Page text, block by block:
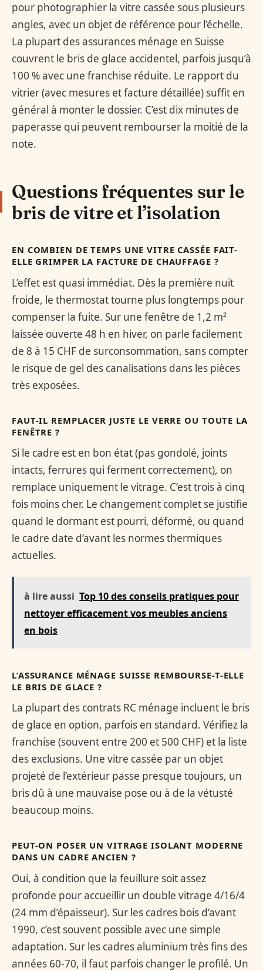
pour photographier la vitre cassée sous plusieurs
angles, avec un objet de référence pour l’échelle.
La plupart des assurances ménage en Suisse
couvrent le bris de glace accidentel, parfois jusqu’à
100 % avec une franchise réduite. Le rapport du
vitrier (avec mesures et facture détaillée) suffit en
général à monter le dossier. C’est dix minutes de
paperasse qui peuvent rembourser la moitié de la
note.
Questions fréquentes sur le
bris de vitre et l’isolation
EN COMBIEN DE TEMPS UNE VITRE CASSÉE FAIT-
ELLE GRIMPER LA FACTURE DE CHAUFFAGE ?
L’effet est quasi immédiat. Dès la première nuit
froide, le thermostat tourne plus longtemps pour
compenser la fuite. Sur une fenêtre de 1,2 m²
laissée ouverte 48 h en hiver, on parle facilement
de 8 à 15 CHF de surconsommation, sans compter
le risque de gel des canalisations dans les pièces
très exposées.
FAUT-IL REMPLACER JUSTE LE VERRE OU TOUTE LA
FENÊTRE ?
Si le cadre est en bon état (pas gondolé, joints
intacts, ferrures qui ferment correctement), on
remplace uniquement le vitrage. C’est trois à cinq
fois moins cher. Le changement complet se justifie
quand le dormant est pourri, déformé, ou quand
le cadre date d’avant les normes thermiques
actuelles.
à lire aussi Top 10 des conseils pratiques pour
nettoyer efficacement vos meubles anciens
en bois
L’ASSURANCE MÉNAGE SUISSE REMBOURSE-T-ELLE
LE BRIS DE GLACE ?
La plupart des contrats RC ménage incluent le bris
de glace en option, parfois en standard. Vérifiez la
franchise (souvent entre 200 et 500 CHF) et la liste
des exclusions. Une vitre cassée par un objet
projeté de l’extérieur passe presque toujours, un
bris dû à une mauvaise pose ou à de la vétusté
beaucoup moins.
PEUT-ON POSER UN VITRAGE ISOLANT MODERNE
DANS UN CADRE ANCIEN ?
Oui, à condition que la feuillure soit assez
profonde pour accueillir un double vitrage 4/16/4
(24 mm d’épaisseur). Sur les cadres bois d’avant
1990, c’est souvent possible avec une simple
adaptation. Sur les cadres aluminium très fins des
années 60-70, il faut parfois changer le profilé. Un